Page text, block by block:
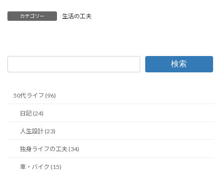
カテゴリー 生活の工夫
検索
50代ライフ (96)
日記 (24)
人生設計 (23)
独身ライフの工夫 (34)
車・バイク (15)